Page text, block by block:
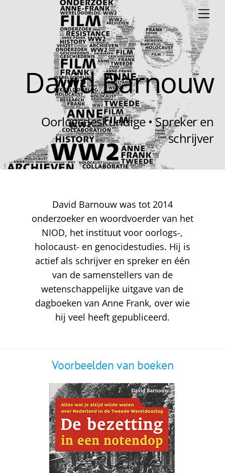
David Barnouw
Oorlogsdeskundige • Spreker en
schrijver
David Barnouw was tot 2014
onderzoeker en woordvoerder van het
NIOD, het instituut voor oorlogs-,
holocaust- en genocidestudies. Hij is
actief als schrijver en spreker en één
van de samenstellers van de
wetenschappelijke uitgave van de
dagboeken van Anne Frank, over wie
hij veel heeft gepubliceerd.
Voorbeelden van boeken